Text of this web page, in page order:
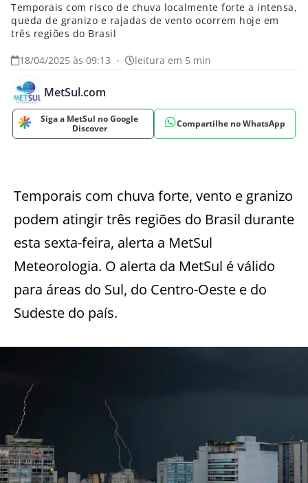
Temporais com risco de chuva localmente forte a intensa,
queda de granizo e rajadas de vento ocorrem hoje em
três regiões do Brasil
18/04/2025 às 09:13 • leitura em 5 min
MetSul.com
Siga a MetSul no Google
Discover
Compartilhe no WhatsApp
Temporais com chuva forte, vento e granizo
podem atingir três regiões do Brasil durante
esta sexta-feira, alerta a MetSul
Meteorologia. O alerta da MetSul é válido
para áreas do Sul, do Centro-Oeste e do
Sudeste do país.